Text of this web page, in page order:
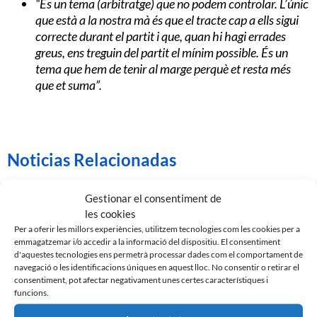
Gestionar el consentiment de
les cookies
Per a oferir les millors experiències, utilitzem tecnologies com les cookies per a
emmagatzemar i/o accedir a la informació del dispositiu. El consentiment
d'aquestes tecnologies ens permetrà processar dades com el comportament de
navegació o les identificacions úniques en aquest lloc. No consentir o retirar el
consentiment, pot afectar negativament unes certes característiques i
funcions.
“És un tema (arbitratge) que no podem controlar. L’únic
que està a la nostra mà és que el tracte cap a ells sigui
correcte durant el partit i que, quan hi hagi errades
greus, ens treguin del partit el mínim possible. És un
tema que hem de tenir al marge perquè et resta més
que et suma”.
Noticias Relacionadas